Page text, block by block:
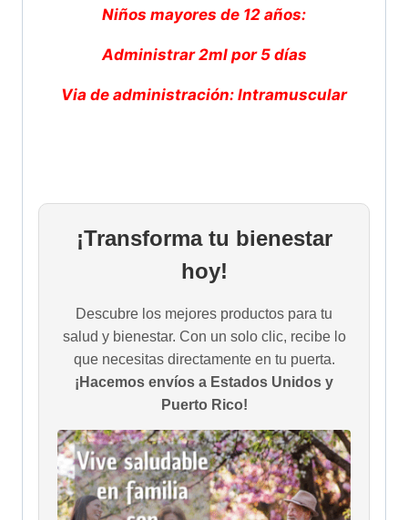
Niños mayores de 12 años:
Administrar 2ml por 5 días
Via de administración: Intramuscular
¡Transforma tu bienestar
hoy!
Descubre los mejores productos para tu
salud y bienestar. Con un solo clic, recibe lo
que necesitas directamente en tu puerta.
¡Hacemos envíos a Estados Unidos y
Puerto Rico!